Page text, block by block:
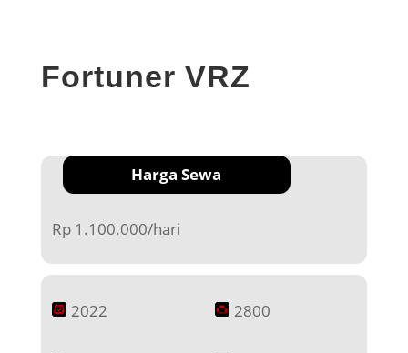
Fortuner VRZ
Harga Sewa
Rp 1.100.000/hari
2022 2800